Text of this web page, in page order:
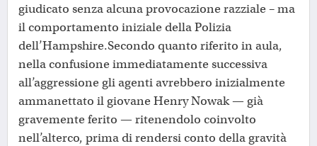
giudicato senza alcuna provocazione razziale – ma
il comportamento iniziale della Polizia
dell’Hampshire.Secondo quanto riferito in aula,
nella confusione immediatamente successiva
all’aggressione gli agenti avrebbero inizialmente
ammanettato il giovane Henry Nowak — già
gravemente ferito — ritenendolo coinvolto
nell’alterco, prima di rendersi conto della gravità